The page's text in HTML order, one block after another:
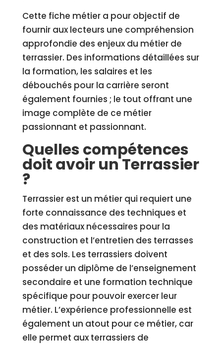
Cette fiche métier a pour objectif de
fournir aux lecteurs une compréhension
approfondie des enjeux du métier de
terrassier. Des informations détaillées sur
la formation, les salaires et les
débouchés pour la carrière seront
également fournies ; le tout offrant une
image complète de ce métier
passionnant et passionnant.
Quelles compétences
doit avoir un Terrassier
?
Terrassier est un métier qui requiert une
forte connaissance des techniques et
des matériaux nécessaires pour la
construction et l’entretien des terrasses
et des sols. Les terrassiers doivent
posséder un diplôme de l’enseignement
secondaire et une formation technique
spécifique pour pouvoir exercer leur
métier. L’expérience professionnelle est
également un atout pour ce métier, car
elle permet aux terrassiers de